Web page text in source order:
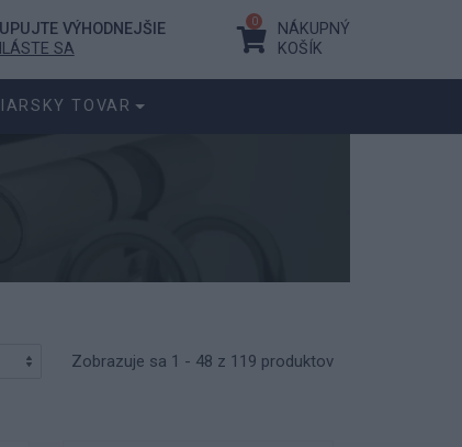
VÝHODNEJŠIE
SA
0
NÁKUPNÝ
KOŠÍK
TOVAR
Zobrazuje sa 1 - 48 z 119 produktov